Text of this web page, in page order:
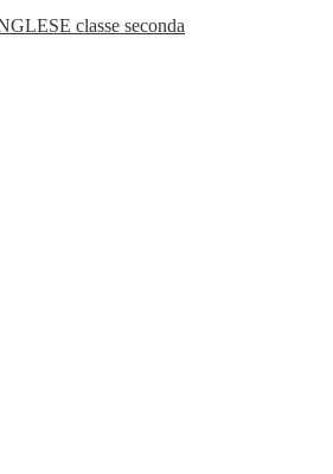
classe seconda